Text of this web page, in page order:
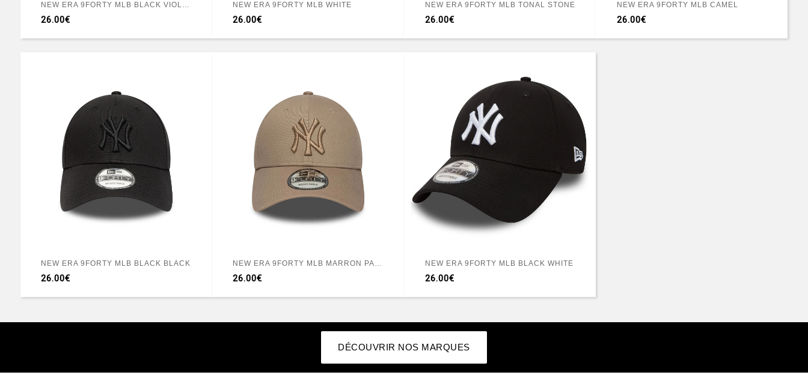
NEW ERA 9FORTY MLB BLACK VIOLET
26.00€
NEW ERA 9FORTY MLB WHITE
26.00€
NEW ERA 9FORTY MLB TONAL STONE
26.00€
NEW ERA 9FORTY MLB CAMEL
26.00€
NEW ERA 9FORTY MLB BLACK BLACK
26.00€ 26.00€
NEW ERA 9FORTY MLB BLACK WHITE
26.00€
DÉCOUVRIR NOS MARQUES